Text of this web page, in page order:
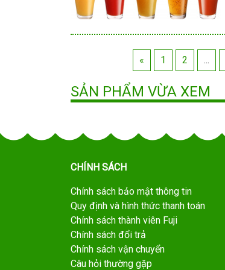
« 1 2 ...
SẢN PHẨM VỪA XEM
CHÍNH SÁCH
Chính sách bảo mật thông tin
Quy định và hình thức thanh toán
Chính sách thành viên Fuji
Chính sách đổi trả
Chính sách vận chuyển
Câu hỏi thường gặp